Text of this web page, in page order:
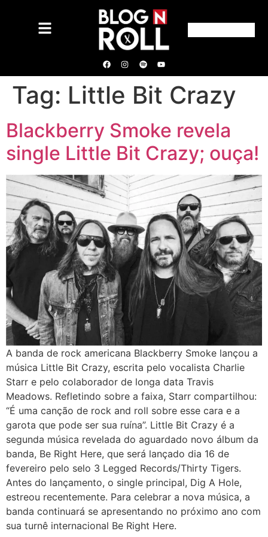
Tag: Little Bit Crazy
Blackberry Smoke revela
single Little Bit Crazy; ouça!
A banda de rock americana Blackberry Smoke lançou a
música Little Bit Crazy, escrita pelo vocalista Charlie
Starr e pelo colaborador de longa data Travis
Meadows. Refletindo sobre a faixa, Starr compartilhou:
“É uma canção de rock and roll sobre esse cara e a
garota que pode ser sua ruína”. Little Bit Crazy é a
segunda música revelada do aguardado novo álbum da
banda, Be Right Here, que será lançado dia 16 de
fevereiro pelo selo 3 Legged Records/Thirty Tigers.
Antes do lançamento, o single principal, Dig A Hole,
estreou recentemente. Para celebrar a nova música, a
banda continuará se apresentando no próximo ano com
sua turnê internacional Be Right Here.